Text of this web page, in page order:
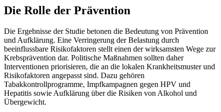
Die Rolle der Prävention
Die Ergebnisse der Studie betonen die Bedeutung von Prävention
und Aufklärung. Eine Verringerung der Belastung durch
beeinflussbare Risikofaktoren stellt einen der wirksamsten Wege zur
Krebsprävention dar. Politische Maßnahmen sollten daher
Interventionen priorisieren, die an die lokalen Krankheitsmuster und
Risikofaktoren angepasst sind. Dazu gehören
Tabakkontrollprogramme, Impfkampagnen gegen HPV und
Hepatitis sowie Aufklärung über die Risiken von Alkohol und
Übergewicht.